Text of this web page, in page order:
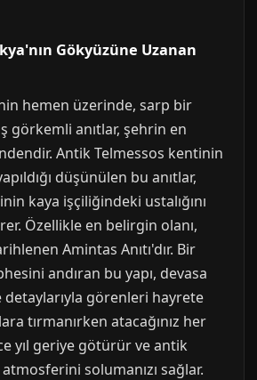
Gökyüzüne Uzanan
hemen üzerinde, sarp bir
görkemli anıtlar, şehrin en
Antik Telmessos kentinin
düşünülen bu anıtlar,
kaya işçiliğindeki ustalığını
Özellikle en belirgin olanı,
Amintas Anıtı'dır. Bir
andıran bu yapı, devasa
detaylarıyla görenleri hayrete
tırmanırken atacağınız her
yıl geriye götürür ve antik
solumanızı sağlar.